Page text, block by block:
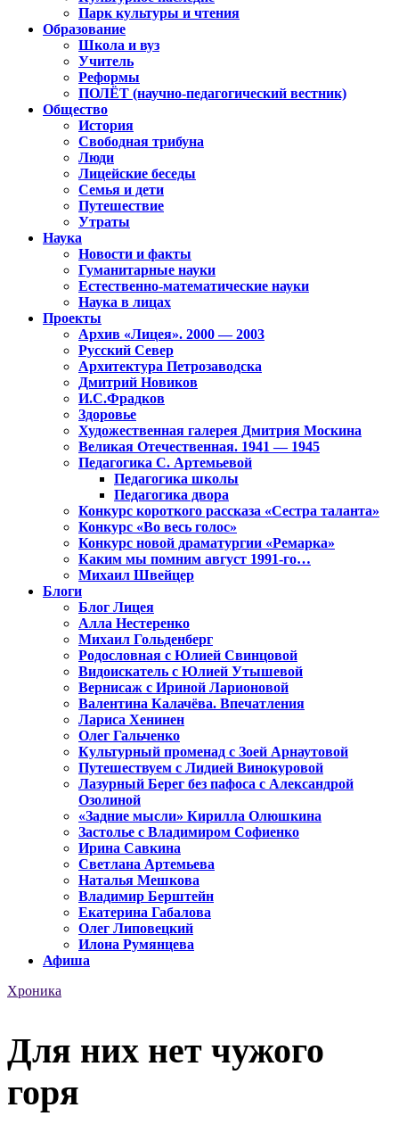
Парк культуры и чтения
Образование
Школа и вуз
Учитель
Реформы
ПОЛЁТ (научно-педагогический вестник)
Общество
История
Свободная трибуна
Люди
Лицейские беседы
Семья и дети
Путешествие
Утраты
Наука
Новости и факты
Гуманитарные науки
Естественно-математические науки
Наука в лицах
Проекты
Архив «Лицея». 2000 — 2003
Русский Север
Архитектура Петрозаводска
Дмитрий Новиков
И.С.Фрадков
Здоровье
Художественная галерея Дмитрия Москина
Великая Отечественная. 1941 — 1945
Педагогика С. Артемьевой
Педагогика школы
Педагогика двора
Конкурс короткого рассказа «Сестра таланта»
Конкурс «Во весь голос»
Конкурс новой драматургии «Ремарка»
Каким мы помним август 1991-го…
Михаил Швейцер
Блоги
Блог Лицея
Алла Нестеренко
Михаил Гольденберг
Родословная с Юлией Свинцовой
Видоискатель с Юлией Утышевой
Вернисаж с Ириной Ларионовой
Валентина Калачёва. Впечатления
Лариса Хенинен
Олег Гальченко
Культурный променад с Зоей Арнаутовой
Путешествуем с Лидией Винокуровой
Лазурный Берег без пафоса с Александрой
Озолиной
«Задние мысли» Кирилла Олюшкина
Застолье с Владимиром Софиенко
Ирина Савкина
Светлана Артемьева
Наталья Мешкова
Владимир Берштейн
Екатерина Габалова
Олег Липовецкий
Илона Румянцева
Афиша
Хроника
Для них нет чужого
горя